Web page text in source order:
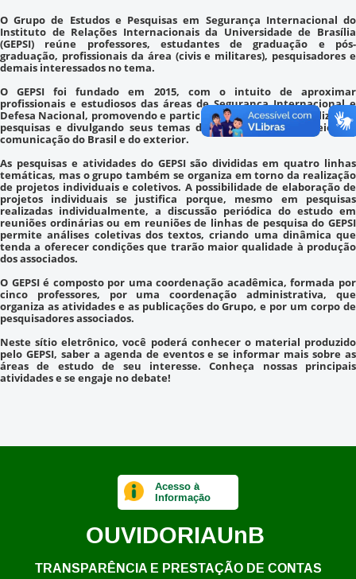
O Grupo de Estudos e Pesquisas em Segurança Internacional do
Instituto de Relações Internacionais da Universidade de Brasília
(GEPSI) reúne professores, estudantes de graduação e pós-
graduação, profissionais da área (civis e militares), pesquisadores e
demais interessados no tema.
O GEPSI foi fundado em 2015, com o intuito de aproximar
profissionais e estudiosos das áreas de Segurança Internacional e
Defesa Nacional, promovendo e participando de eventos, realizando
pesquisas e divulgando seus temas de análise entre os meios de
comunicação do Brasil e do exterior.
As pesquisas e atividades do GEPSI são divididas em quatro linhas
temáticas, mas o grupo também se organiza em torno da realização
de projetos individuais e coletivos. A possibilidade de elaboração de
projetos individuais se justifica porque, mesmo em pesquisas
realizadas individualmente, a discussão periódica do estudo em
reuniões ordinárias ou em reuniões de linhas de pesquisa do GEPSI
permite análises coletivas dos textos, criando uma dinâmica que
tenda a oferecer condições que trarão maior qualidade à produção
dos associados.
O GEPSI é composto por uma coordenação acadêmica, formada por
cinco professores, por uma coordenação administrativa, que
organiza as atividades e as publicações do Grupo, e por um corpo de
pesquisadores associados.
Neste sítio eletrônico, você poderá conhecer o material produzido
pelo GEPSI, saber a agenda de eventos e se informar mais sobre as
áreas de estudo de seu interesse. Conheça nossas principais
atividades e se engaje no debate!
Acesso à
Informação
OUVIDORIAUnB
TRANSPARÊNCIA E PRESTAÇÃO DE CONTAS